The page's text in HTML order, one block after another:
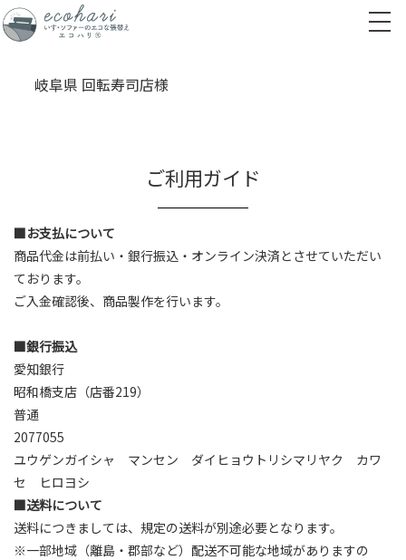
岐阜県 回転寿司店様
ご利用ガイド
■お支払について
商品代金は前払い・銀行振込・オンライン決済とさせていただい
ております。
ご入金確認後、商品製作を行います。
■銀行振込
愛知銀行
昭和橋支店（店番219）
普通
2077055
ユウゲンガイシャ マンセン ダイヒョウトリシマリヤク カワ
セ ヒロヨシ
■送料について
送料につきましては、規定の送料が別途必要となります。
※一部地域（離島・郡部など）配送不可能な地域がありますの